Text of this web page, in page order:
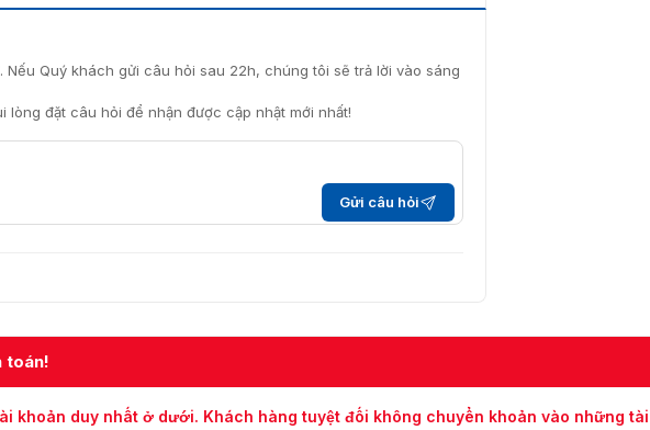
Nếu Quý khách gửi câu hỏi sau 22h, chúng tôi sẽ trả lời vào sáng
đặt câu hỏi để nhận được cập nhật mới nhất!
Gửi câu hỏi
toán!
khoản duy nhất ở dưới. Khách hàng tuyệt đối không chuyển khoản vào những